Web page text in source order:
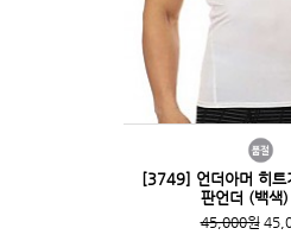
[3749] 언더아머 히트
판언더 (백색
45,000원